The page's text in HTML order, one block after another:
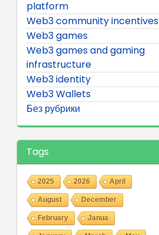
platform
Web3 community incentives
Web3 games
Web3 games and gaming
infrastructure
Web3 identity
Web3 Wallets
Без рубрики
Tags
2025 2026 April
August December
February Janua